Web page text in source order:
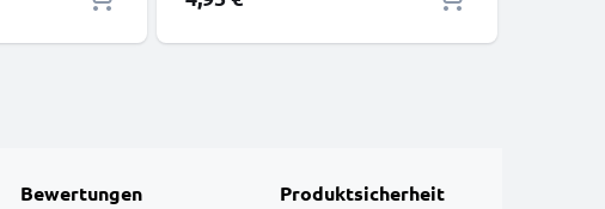
von CELLONIC
Bewertungen Produktsicherheit